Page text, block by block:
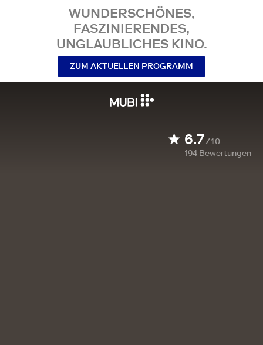
WUNDERSCHÖNES,
FASZINIERENDES,
UNGLAUBLICHES KINO.
ZUM AKTUELLEN PROGRAMM
6.7/10
194 Bewertungen